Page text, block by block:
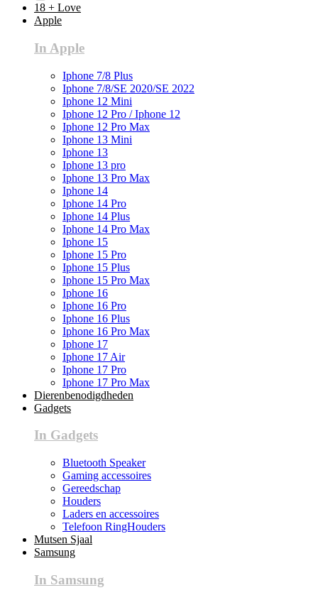
18 + Love
Apple
In Apple
Iphone 7/8 Plus
Iphone 7/8/SE 2020/SE 2022
Iphone 12 Mini
Iphone 12 Pro / Iphone 12
Iphone 12 Pro Max
Iphone 13 Mini
Iphone 13
Iphone 13 pro
Iphone 13 Pro Max
Iphone 14
Iphone 14 Pro
Iphone 14 Plus
Iphone 14 Pro Max
Iphone 15
Iphone 15 Pro
Iphone 15 Plus
Iphone 15 Pro Max
Iphone 16
Iphone 16 Pro
Iphone 16 Plus
Iphone 16 Pro Max
Iphone 17
Iphone 17 Air
Iphone 17 Pro
Iphone 17 Pro Max
Dierenbenodigdheden
Gadgets
In Gadgets
Bluetooth Speaker
Gaming accessoires
Gereedschap
Houders
Laders en accessoires
Telefoon RingHouders
Mutsen Sjaal
Samsung
In Samsung